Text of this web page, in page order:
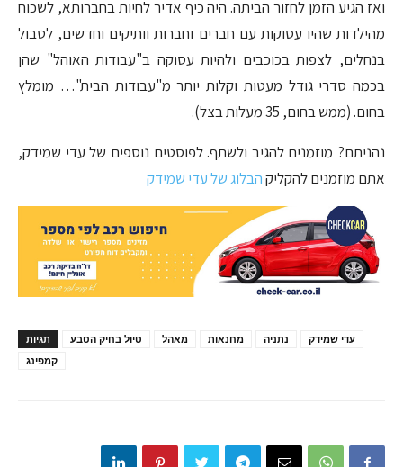
ואז הגיע הזמן לחזור הביתה. היה כיף אדיר לחיות בחברותא, לשכוח
מהילדות שהיו עסוקות עם חברים וחברות וותיקים וחדשים, לטבול
בנחלים, לצפות בכוכבים ולהיות עסוקה ב"עבודות האוהל" שהן
בכמה סדרי גודל מעטות וקלות יותר מ"עבודות הבית"… מומלץ
בחום. (ממש בחום, 35 מעלות בצל).
נהניתם? מוזמנים להגיב ולשתף. לפוסטים נוספים של עדי שמידק,
אתם מוזמנים להקליקהבלוג של עדי שמידק
תגיות טיול בחיק הטבע מאהל מחנאות נתניה
עדי שמידק
קמפינג